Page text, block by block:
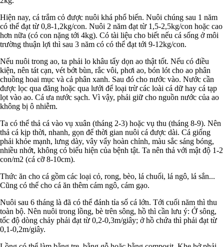
Hiện nay, cá trắm cỏ được nuôi khá phổ biến. Nuôi chúng sau 1 năm
có thể đạt từ 0,8-1,2kg/con. Nuôi 2 năm đạt từ 1,5-2,5kg/con hoặc cao
hơn nữa (có con nặng tới 4kg). Có tài liệu cho biết nếu cá sống ở môi
trường thuận lợi thì sau 3 năm có có thể đạt tới 9-12kg/con.
Nếu nuôi trong ao, ta phải lo khâu tẩy dọn ao thật tốt. Nếu có điều
kiện, nên tát cạn, vét bớt bùn, rắc vôi, phơi ao, bón lót cho ao phân
chuồng hoai mục và cả phân xanh. Sau đó cho nước vào. Nước cần
được lọc qua đăng hoặc qua lưới để loại trừ các loài cá dữ hay cá tạp
lọt vào ao. Cá ưa nước sạch. Vì vậy, phải giữ cho nguồn nước của ao
không bị ô nhiễm.
Ta có thể thả cá vào vụ xuân (tháng 2-3) hoặc vụ thu (tháng 8-9). Nên
thả cá kịp thời, nhanh, gọn để thời gian nuôi cá được dài. Cá giống
phải khỏe mạnh, lưng dày, vây vẩy hoàn chỉnh, màu sắc sáng bóng,
nhiều nhớt, không có biểu hiện của bệnh tật. Ta nên thả với mật độ 1-2
con/m2 (cá cỡ 8-10cm).
Thức ăn cho cá gồm các loại cỏ, rong, bèo, lá chuối, lá ngô, lá sắn...
Cũng có thể cho cá ăn thêm cám ngô, cám gạo.
Nuôi sau 6 tháng là đã có thể đánh tỉa số cá lớn. Tới cuối năm thì thu
toàn bộ. Nên nuôi trong lồng, bè trên sông, hồ thì cần lưu ý: Ở sông,
tốc độ dòng chảy phải đạt từ 0,2-0,3m/giây; ở hồ chứa thì phải đạt từ
0,1-0,2m/giây.